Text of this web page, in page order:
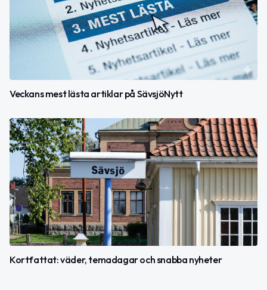
Veckans mest lästa artiklar på SävsjöNytt
Kortfattat: väder, temadagar och snabba nyheter